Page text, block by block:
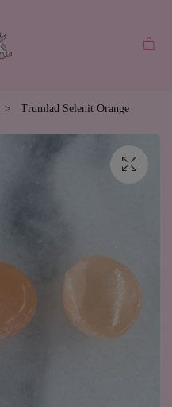
Trumlad Selenit Orange